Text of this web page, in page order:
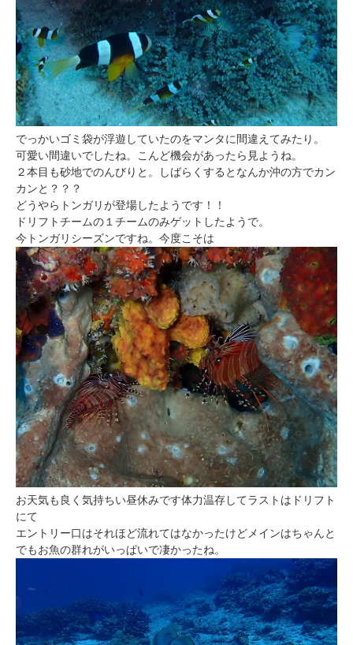
でっかいゴミ袋が浮遊していたのをマンタに間違えてみたり。
可愛い間違いでしたね。こんど機会があったら見ようね。
２本目も砂地でのんびりと。しばらくするとなんか沖の方でカン
カンと？？？
どうやらトンガリが登場したようです！！
ドリフトチームの１チームのみゲットしたようで。
今トンガリシーズンですね。今度こそは
お天気も良く気持ちい昼休みです体力温存してラストはドリフト
にて
エントリー口はそれほど流れてはなかったけどメインはちゃんと
でもお魚の群れがいっぱいで凄かったね。